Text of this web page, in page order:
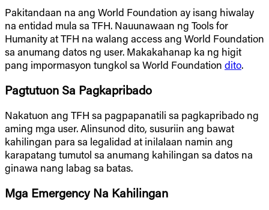
Pakitandaan na ang World Foundation ay isang hiwalay
na entidad mula sa TFH. Nauunawaan ng Tools for
Humanity at TFH na walang access ang World Foundation
sa anumang datos ng user. Makakahanap ka ng higit
pang impormasyon tungkol sa World Foundation dito.
Pagtutuon Sa Pagkapribado
Nakatuon ang TFH sa pagpapanatili sa pagkapribado ng
aming mga user. Alinsunod dito, susuriin ang bawat
kahilingan para sa legalidad at inilalaan namin ang
karapatang tumutol sa anumang kahilingan sa datos na
ginawa nang labag sa batas.
Mga Emergency Na Kahilingan